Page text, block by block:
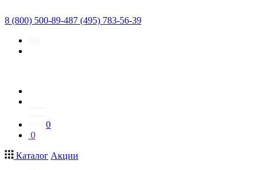
8 (800) 500-89-487 (495) 783-56-39
0
0
Каталог Акции